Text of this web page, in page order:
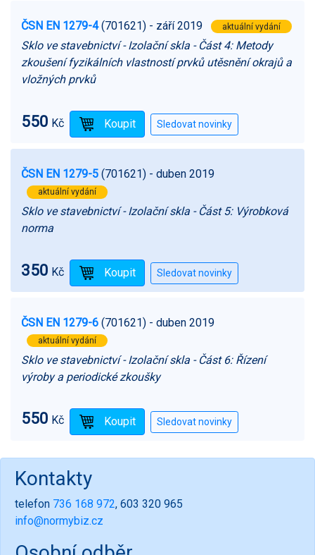
ČSN EN 1279-4(701621) - září 2019 aktuální vydání
Sklo ve stavebnictví - Izolační skla - Část 4: Metody
zkoušení fyzikálních vlastností prvků utěsnění okrajů a
vložných prvků
550 Kč
ČSN EN 1279-5 (701621) - duben 2019
aktuální vydání
Sklo ve stavebnictví - Izolační skla - Část 5: Výrobková
norma
350 Kč
ČSN EN 1279-6 (701621) - duben 2019
aktuální vydání
Sklo ve stavebnictví - Izolační skla - Část 6: Řízení
výroby a periodické zkoušky
550 Kč
Kontakty
telefon 736 168 972, 603 320 965
info@normybiz.cz